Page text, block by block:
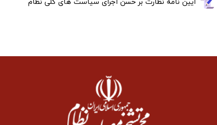
آیین نامه نظارت بر حسن اجرای سیاست های کلی نظام